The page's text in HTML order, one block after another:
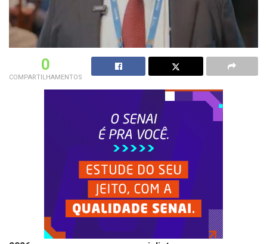
0
COMPARTILHAMENTOS